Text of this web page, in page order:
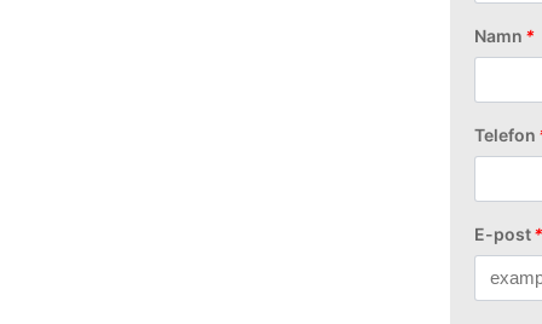
Namn *
Telefon
E-post*